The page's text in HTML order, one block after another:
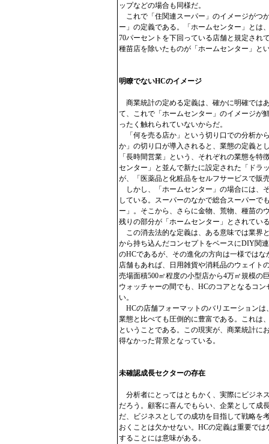
ップなどの場合も同様だ。
これで「住関連スーパー」のイメージがつ
ー」の定義である。「ホームセンター」とは
70パーセントを下回っている店舗と規定され
種苗店を除いたものが「ホームセンター」と
明瞭でないHCのイメージ
商業統計の定める定義は、確かに明確では
て、これで「ホームセンター」のイメージが
ったく触れられていないからだ。
「何を売る店か」という切り口での分析か
か」の切り口が導入されると、業態の定義と
「長時間営業」という、それぞれの業態を
センター」と並んで新たに設定された「ドラ
が、「医薬品と化粧品をセルフサービスで販
しかし、「ホームセンター」の場合には、
している。スーパーのなかで総合スーパーで
ー」。そこから、さらに金物、荒物、種苗の
残りの部分が「ホームセンター」とされてい
この消去法的な定義は、ある意味では業界
から持ち込んだコンセプトをベースにDIY関
のHCであるが、その進化の方向は一様では
店舗もあれば、日用雑貨や消耗品のウェイト
売場面積500㎡程度の小型店から4万㎡規模の
ウォッチャーの間でも、HCのコアとなるコ
い。
HCの店舗フォーマットのバリエーションは
業態と比べても圧倒的に豊富である。これは
ということである。この現実が、商業統計に
得なかった背景となっている。
未確認成長セクターの存在
分析者にとってはともかく、実際にビジネ
だろう。顧客に喜んでもらい、企業として成
だ、ビジネスとしての成功を目指して戦略を
おくことは欠かせない。HCの定義は重要で
することには意味がある。